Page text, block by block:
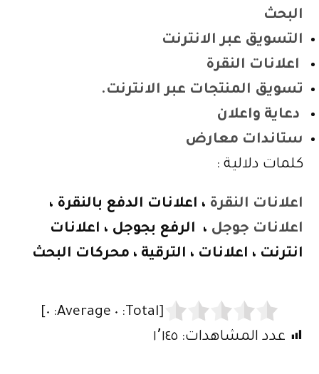
البحث
التسويق عبر الانترنت
اعلانات النقرة
تسويق المنتجات عبر الانترنت.
دعاية واعلان
ستاندات معارض
كلمات دلالية :
اعلانات النقرة ، اعلانات الدفع بالنقرة ،
اعلانات جوجل ، الرفع بجوجل ، اعلانات
انترنت ، اعلانات ، الترقية ، محركات البحث
[Total: ٠ ٠]
عدد المشاهدات: ١٬١٤٥